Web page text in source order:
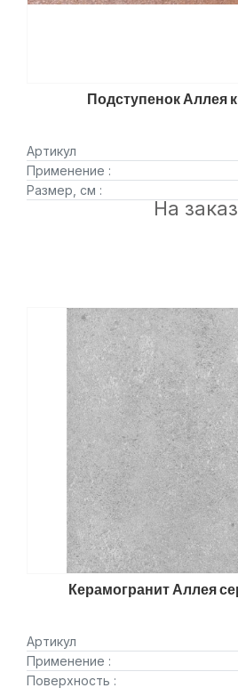
Подступенок Аллея
Артикул
Применение :
Размер, см :
На
Керамогранит Аллея
Артикул
Применение :
Поверхность :